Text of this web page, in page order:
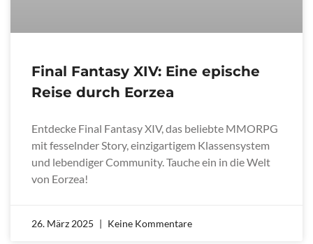
Final Fantasy XIV: Eine epische
Reise durch Eorzea
Entdecke Final Fantasy XIV, das beliebte MMORPG
mit fesselnder Story, einzigartigem Klassensystem
und lebendiger Community. Tauche ein in die Welt
von Eorzea!
26. März 2025 Keine Kommentare